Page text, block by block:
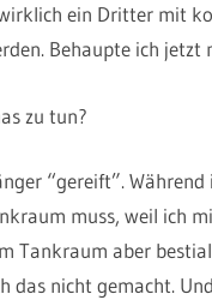
ein Dritter mit
Behaupte ich jetzt
zu tun?
“gereift”.
muss, weil ich
Tankraum aber
das nicht gemacht.